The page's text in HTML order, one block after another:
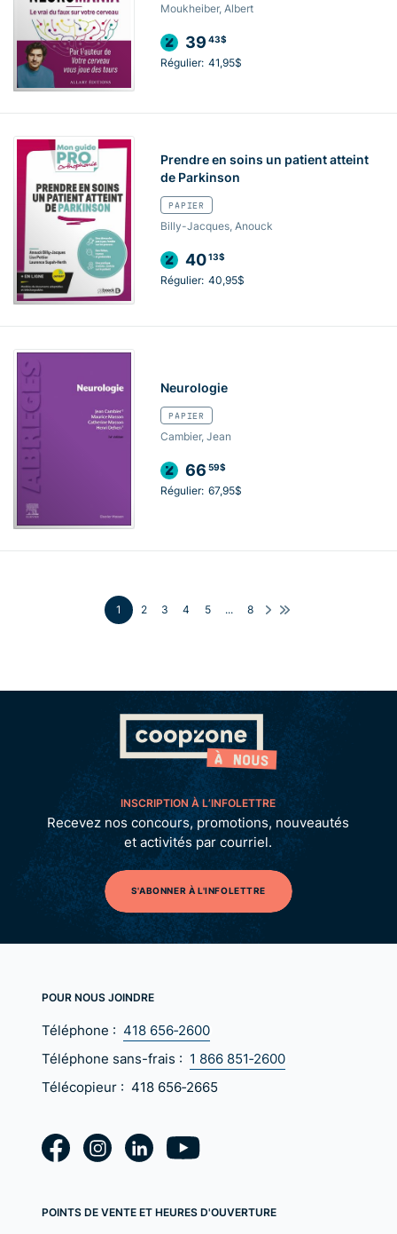
Moukheiber, Albert
39 43$
Régulier: 41,95$
Prendre en soins un patient atteint
de Parkinson
PAPIER
Billy-Jacques, Anouck
4013$
Régulier: 40,95$
Neurologie
PAPIER
Cambier, Jean
66 59$
Régulier: 67,95$
1 2 3 4 5 ... 8
INSCRIPTION À L’INFOLETTRE
Recevez nos concours, promotions, nouveautés
et activités par courriel.
S'ABONNER À L'INFOLETTRE
POUR NOUS JOINDRE
Téléphone : 418 656‑2600
Téléphone sans-frais : 1 866 851‑2600
Télécopieur : 418 656‑2665
POINTS DE VENTE ET HEURES D'OUVERTURE